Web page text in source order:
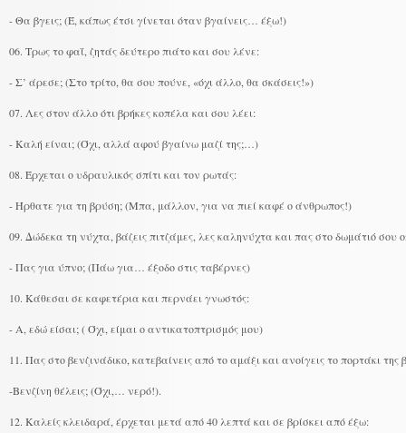
- Θα βγεις; (Έ, κάπως έτσι γίνεται όταν βγαίνεις… έξω!)
06. Τρως το φαΐ, ζητάς δεύτερο πιάτο και σου λένε:
- Σ’ άρεσε; (Στο τρίτο, θα σου πούνε, «όχι άλλο, θα σκάσεις!»)
07. Λες στον άλλο ότι βρήκες κοπέλα και σου λέει:
- Καλή είναι; (Όχι, αλλά αφού βγαίνω μαζί της;…)
08. Έρχεται ο υδραυλικός σπίτι και τον ρωτάς:
- Ήρθατε για τη βρύση; (Μπα, μάλλον, για να πιεί καφέ ο άνθρωπος!)
09. Δώδεκα τη νύχτα, βάζεις πιτζάμες, λες καληνύχτα και πας στο δωμάτιό σου
- Πας για ύπνο; (Πάω για… έξοδο στις ταβέρνες)
10. Κάθεσαι σε καφετέρια και περνάει γνωστός:
- Α, εδώ είσαι; ( Όχι, είμαι ο αντικατοπτρισμός μου)
11. Πας στο βενζινάδικο, κατεβαίνεις από το αμάξι και ανοίγεις το πορτάκι της
-Βενζίνη θέλεις; (Όχι,… νερό!).
12. Καλείς κλειδαρά, έρχεται μετά από 40 λεπτά και σε βρίσκει από έξω: